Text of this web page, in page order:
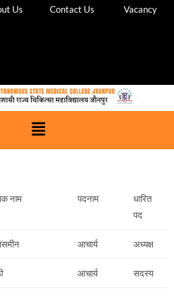
Us Contact Us Vacancy
नाम पदनाम
धारित
पद
आचार्य अध्यक्ष
आचार्य सदस्य